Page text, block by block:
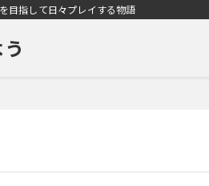
目指して日々プレイする物語